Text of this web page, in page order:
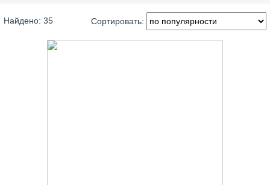
Найдено: 35 Сортировать: